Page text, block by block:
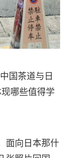
国茶道与日
哪些值得学
面向日本那什